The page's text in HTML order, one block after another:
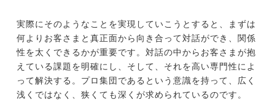
実際にそのようなことを実現していこうとすると、まずは
何よりお客さまと真正面から向き合って対話ができ、関係
性を太くできるかが重要です。対話の中からお客さまが抱
えている課題を明確にし、そして、それを高い専門性によ
って解決する。プロ集団であるという意識を持って、広く
浅くではなく、狭くても深くが求められているのです。